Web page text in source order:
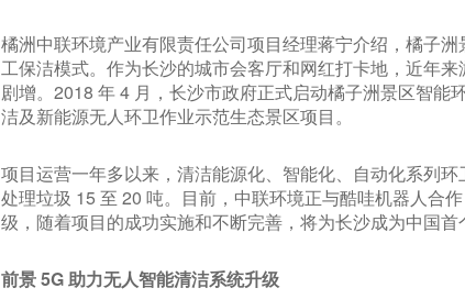
橘洲中联环境产业有限责任公司项目经理蒋宁介绍，橘子
工保洁模式。作为长沙的城市会客厅和网红打卡地，近年
剧增。2018 年 4 月，长沙市政府正式启动橘子洲景区智
洁及新能源无人环卫作业示范生态景区项目。
项目运营一年多以来，清洁能源化、智能化、自动化系列
处理垃圾 15 至 20 吨。目前，中联环境正与酷哇机器人合
级，随着项目的成功实施和不断完善，将为长沙成为中国首
前景 5G 助力无人智能清洁系统升级